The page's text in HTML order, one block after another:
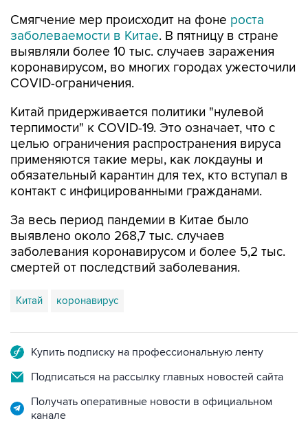
Смягчение мер происходит на фоне роста
заболеваемости в Китае. В пятницу в стране
выявляли более 10 тыс. случаев заражения
коронавирусом, во многих городах ужесточили
COVID-ограничения.
Китай придерживается политики "нулевой
терпимости" к COVID-19. Это означает, что с
целью ограничения распространения вируса
применяются такие меры, как локдауны и
обязательный карантин для тех, кто вступал в
контакт с инфицированными гражданами.
За весь период пандемии в Китае было
выявлено около 268,7 тыс. случаев
заболевания коронавирусом и более 5,2 тыс.
смертей от последствий заболевания.
Китай коронавирус
Купить подписку на профессиональную ленту
Подписаться на рассылку главных новостей сайта
Получать оперативные новости в официальном
канале